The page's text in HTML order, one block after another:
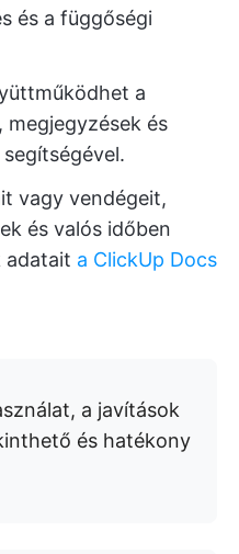
és a függőségi
a
és
vagy vendégeit,
és valós időben
adatait a ClickUp Docs
a javítások
és hatékony